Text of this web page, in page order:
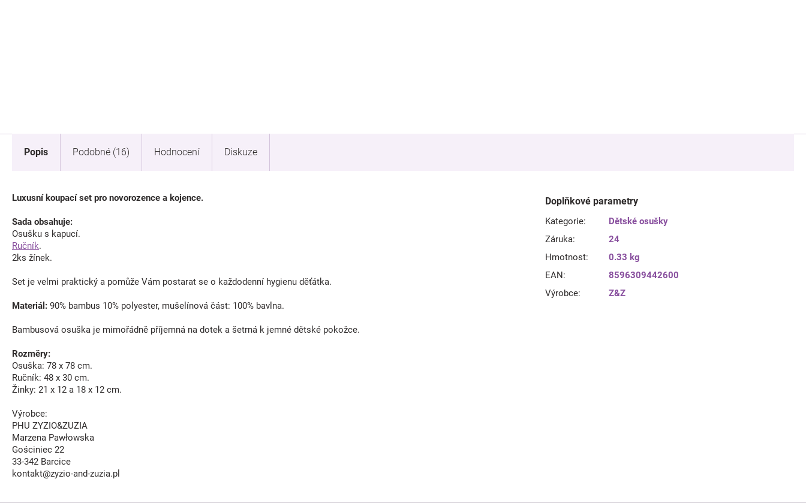
Popis Podobné (16) Hodnocení Diskuze
Luxusní koupací set pro novorozence a kojence.
Sada obsahuje:
Osušku s kapucí.
Ručník.
2ks žínek.
Set je velmi praktický a pomůže Vám postarat se o každodenní hygienu děťátka.
Materiál: 90% bambus 10% polyester, mušelínová část: 100% bavlna.
Bambusová osuška je mimořádně příjemná na dotek a šetrná k jemné dětské pokožce.
Rozměry:
Osuška: 78 x 78 cm.
Ručník: 48 x 30 cm.
Žinky: 21 x 12 a 18 x 12 cm.
Výrobce:
PHU ZYZIO&ZUZIA
Marzena Pawłowska
Gościniec 22
33-342 Barcice
kontakt@zyzio-and-zuzia.pl
Doplňkové parametry
Kategorie:
Dětské osušky
Záruka:
24
Hmotnost:
0.33 kg
EAN:
8596309442600
Výrobce: Z&Z